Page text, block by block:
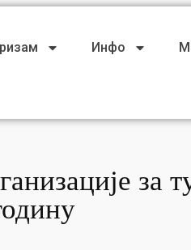
Инфо
за